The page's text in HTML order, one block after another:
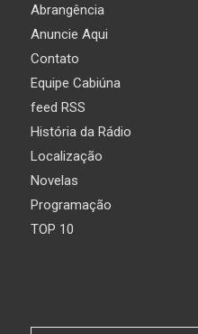
Abrangência
Anuncie Aqui
Contato
Equipe Cabiúna
feed RSS
História da Rádio
Localização
Novelas
Programação
TOP 10